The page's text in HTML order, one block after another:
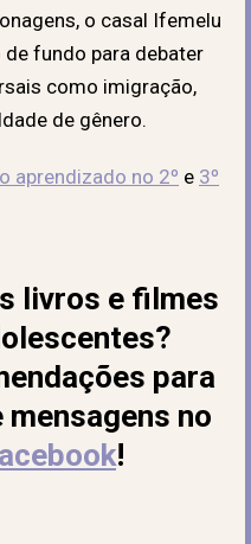
o casal Ifemelu
de fundo para debater
como imigração,
de gênero.
aprendizado no 2º e 3º
livros e filmes
para
no
!